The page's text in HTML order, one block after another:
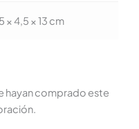
× 4,5 × 13 cm
hayan comprado este